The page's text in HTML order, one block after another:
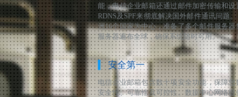
能，电信企业邮箱还通过邮件加密传输和设
RDNS及SPF来彻底解决国外邮件通讯问题
洲16个国家为中心，准备了多个邮件服务器
服务器遍布全球，确保系统随时可用。
安全第一
电信企业邮箱包含数十项安全功能，保障您
安全性、可靠性及可控性。数据中心网络提